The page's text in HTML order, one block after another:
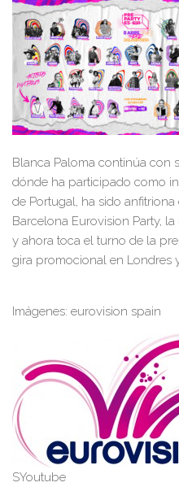
Blanca Paloma continúa con
dónde ha participado como
de Portugal, ha sido
Barcelona Eurovision Party,
y ahora toca el turno de la
gira promocional en Londres
Imágenes: eurovision spain
SYoutube